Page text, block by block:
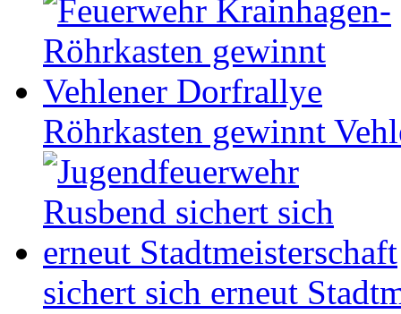
Röhrkasten gewinnt
sichert sich erneut